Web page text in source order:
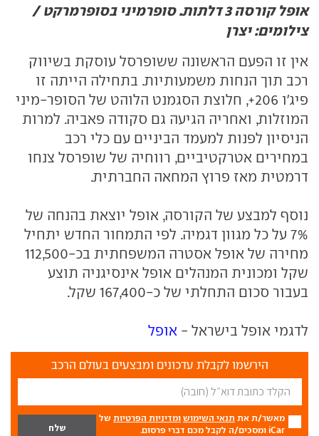
אופל קורסה 3 דלתות. סופרמיני בסופרמרקט /
צילומים: יצרן
אין זו הפעם הראשונה ששופרסל עוסקת בשיווק
רכב תוך הנחות משמעותיות. בתחילה הייתה זו
פיג'ו 206+, חלוצת הסגמנט הלוהט של הסופר-מיני
המוזלות, ואחריה הגיעה גם סקודה פאביה. למרות
הניסיון לפנות למעמד הביניים עם כלי רכב
במחירים אטרקטיביים, רווחיה של שופרסל צנחו
דרמטית מאז פרוץ המחאה החברתית.
נוסף למבצע של הקורסה, אופל יוצאת בהנחה של
7% על כל מגוון דגמיה. לפי התמחור החדש יתחיל
מחירה של אופל אסטרה המשפחתית בכ-112,500
שקל ומכונית המנהלים אופל אינסיגניה תוצע
בעבור סכום התחלתי של כ-167,400 שקל.
לדגמי אופל בישראל - אופל
הירשמו לקבלת עדכונים ומבצעים בעולם הרכב
מאשר/ת את תנאי השימוש ומדיניות הפרטיות של
iCar ומסכים/ה לקבל מכם דברי פרסום.